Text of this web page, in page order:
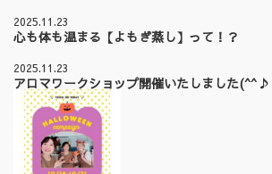
2025.11.23
心も体も温まる【よもぎ蒸し】って！？
2025.11.23
アロマワークショップ開催いたしました(^^♪